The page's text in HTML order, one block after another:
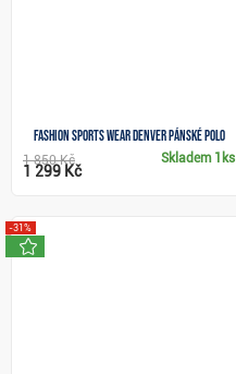
Fashion sports wear DENVER pánské polo
Skladem 1ks
1 850 Kč
1 299 Kč
-31%